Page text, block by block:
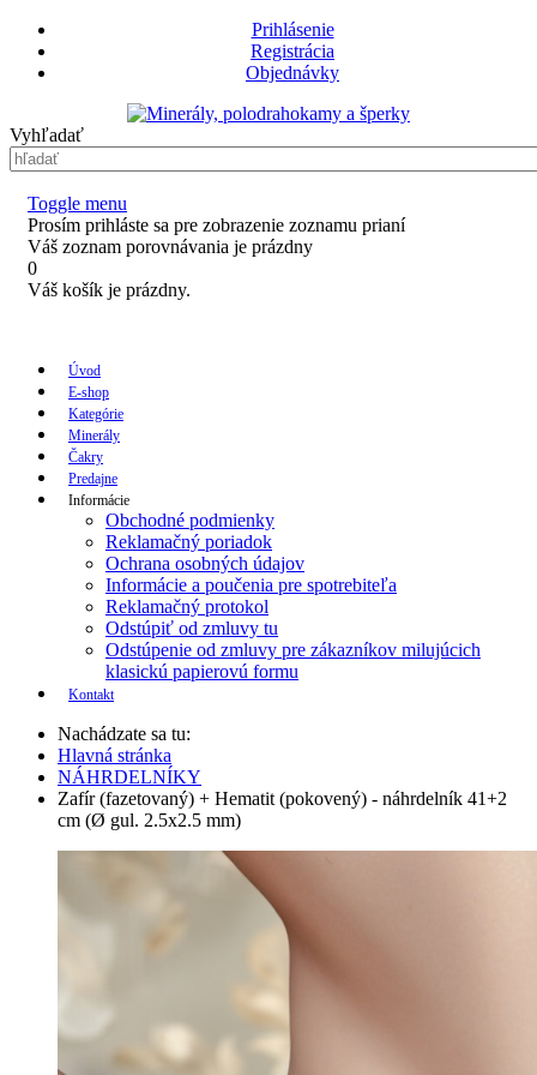
Prihlásenie
Registrácia
Objednávky
Vyhľadať
Toggle menu
Prosím prihláste sa pre zobrazenie zoznamu prianí
Váš zoznam porovnávania je prázdny
0
Váš košík je prázdny.
Úvod
E-shop
Kategórie
Minerály
Čakry
Predajne
Informácie
Obchodné podmienky
Reklamačný poriadok
Ochrana osobných údajov
Informácie a poučenia pre spotrebiteľa
Reklamačný protokol
Odstúpiť od zmluvy tu
Odstúpenie od zmluvy pre zákazníkov milujúcich
klasickú papierovú formu
Kontakt
Nachádzate sa tu:
Hlavná stránka
NÁHRDELNÍKY
Zafír (fazetovaný) + Hematit (pokovený) - náhrdelník 41+2
cm (Ø gul. 2.5x2.5 mm)